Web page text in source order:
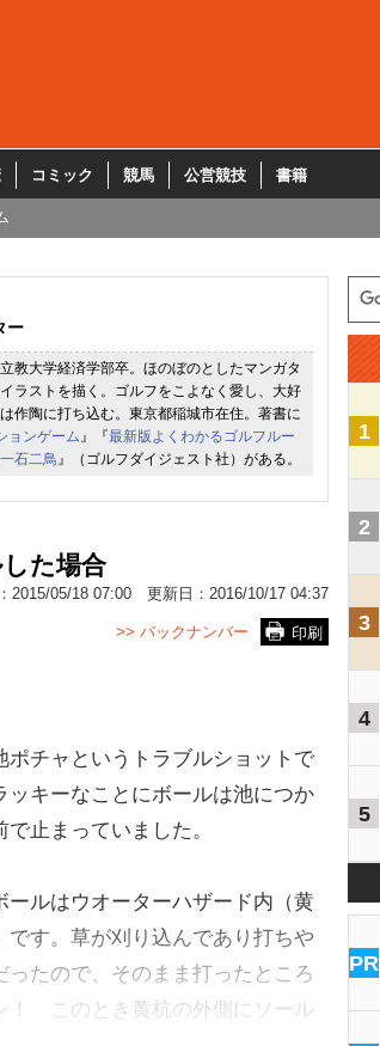
コミック 競馬 公営競技 書籍
ー
教大学経済学部卒。ほのぼのとしたマンガタ
ラストを描く。ゴルフをこよなく愛し、大好
作陶に打ち込む。東京都稲城市在住。著書に
ョンゲーム』『最新版よくわかるゴルフルー
石二鳥』（ゴルフダイジェスト社）がある。
た場合
2015/05/18 07:00 更新日： 2016/10/17 04:37
印刷
>> バックナンバー
チャというトラブルショットで
ッキーなことにボールは池につか
で止まっていました。
ルはウオーターハザード内（黄
です。草が刈り込んであり打ちや
ったので、そのまま打ったところ
！ このとき黄杭の外側にソール
1
2
3
4
5
PR